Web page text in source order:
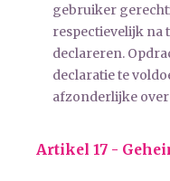
gebruiker
respectievelijk na
declareren.
declaratie te
afzonderlijke
Artikel 17 -